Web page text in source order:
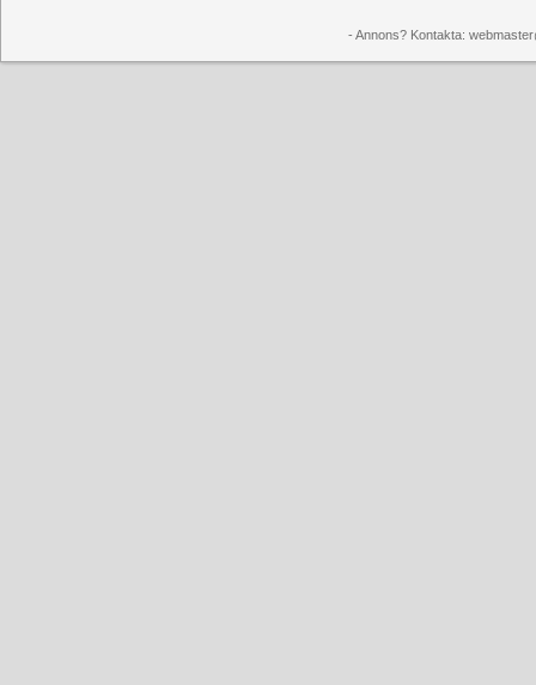
- Annons? Kontakta: